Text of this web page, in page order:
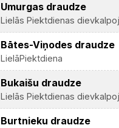
Umurgas draudze
Lielās Piektdienas
Bātes-Viņodes draudze
LielāPiektdiena
Bukaišu draudze
Lielās Piektdienas
Burtnieku draudze